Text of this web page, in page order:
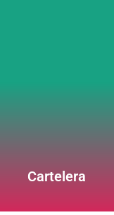
Cartelera